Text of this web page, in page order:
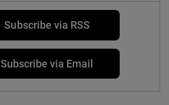
Subscribe via RSS
Subscribe via Email